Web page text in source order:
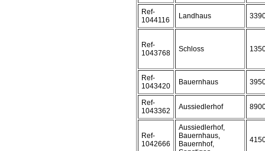
Ref-
1044116
Landhaus
Ref-
1043768
Schloss
Ref-
1043420
Bauernhaus
Ref-
1043362
Aussiedlerhof
Ref-
1042666
Aussiedlerhof,
Bauernhaus,
Bauernhof,